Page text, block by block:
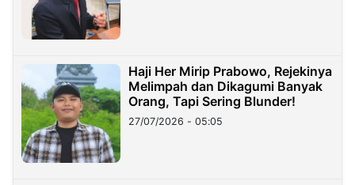
Haji Her Mirip Prabowo, Rejekinya
Melimpah dan Dikagumi Banyak
Orang, Tapi Sering Blunder!
27/07/2026 - 05:05